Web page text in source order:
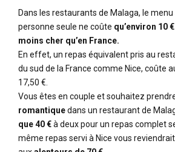
Dans les restaurants de Malaga, le
personne seule ne coûte qu’environ 10
moins cher qu’en France.
En effet, un repas équivalent pris au
du sud de la France comme Nice, coûte
17,50 €.
Vous êtes en couple et souhaitez
romantiquedans un restaurant de
que 40 €à deux pour un repas complet
même repas servi à Nice vous